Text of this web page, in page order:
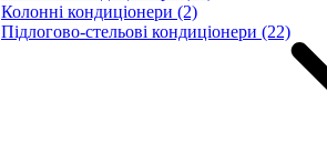
Колонні кондиціонери (2)
Підлогово-стельові кондиціонери (22)